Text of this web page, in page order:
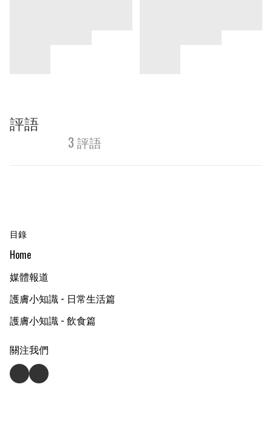
評語
3 評語
目錄
Home
媒體報道
護膚小知識 - 日常生活篇
護膚小知識 - 飲食篇
關注我們